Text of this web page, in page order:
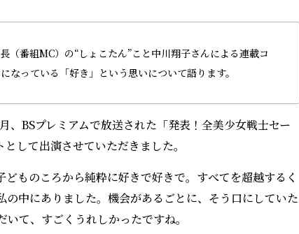
（番組MC）の“しょこたん”こと中川翔子さんによる連載コ
なっている「好き」という思いについて語ります。
、BSプレミアムで放送された「発表！全美少女戦士セー
して出演させていただきました。
どものころから純粋に好きで好きで。すべてを超越するく
の中にありました。機会があるごとに、そう口にしていた
て、すごくうれしかったですね。